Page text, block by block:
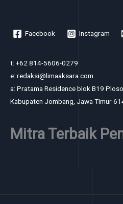
Facebook Instagram
t: +62 814-5606-0279
e: redaksi@limaaksara.com
a: Pratama Residence blok B19
Kabupaten Jombang, Jawa Timur
Mitra Terbaik